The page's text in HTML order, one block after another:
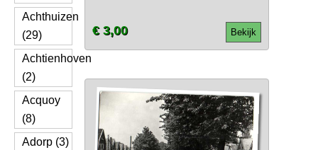
Achthuizen
(29)
Achtienhoven
(2)
Acquoy
(8)
Adorp (3)
Bekijk
€ 3,00